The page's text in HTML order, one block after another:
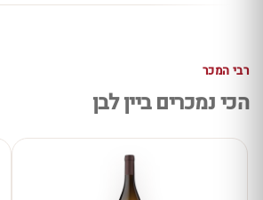
רבי המכר
הכי נמכרים ביין לבן